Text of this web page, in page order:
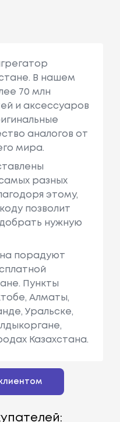
В нашем
70 млн
и аксессуаров
аналогов от
мира.
разных
этому,
позволит
нужную
порадуют
Пункты
Алматы,
Уральске,
Казахстана.